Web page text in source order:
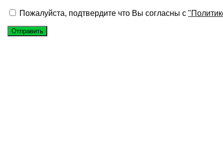
Пожалуйста, подтвердите что Вы согласны с